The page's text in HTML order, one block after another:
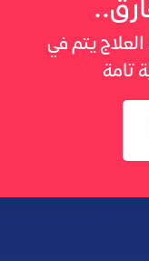
يتم في
تامة